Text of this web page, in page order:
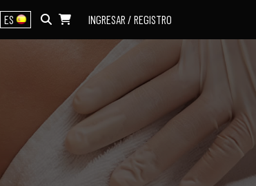
ES INGRESAR / REGISTRO